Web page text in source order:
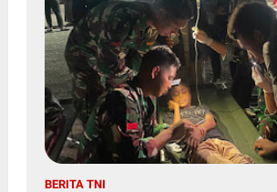
BERITA TNI